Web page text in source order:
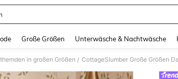
Große Größen Unterwäsche & Nachtwäsche
in großen Größen /